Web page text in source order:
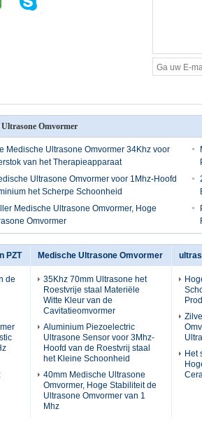
Ultrasone Omvormer
Medische Ultrasone Omvormer 34Khz voor
van het Therapieapparaat
Ultrasone Omvormer voor 1Mhz-Hoofd
het Scherpe Schoonheid
Medische Ultrasone Omvormer, Hoge
Omvormer
PZT
de
Medische Ultrasone Omvormer
35Khz 70mm Ultrasone het
Roestvrije staal Materiële
Witte Kleur van de
Cavitatieomvormer
Aluminium Piezoelectric
Ultrasone Sensor voor 3Mhz-
Hoofd van de Roestvrij staal
het Kleine Schoonheid
40mm Medische Ultrasone
Omvormer, Hoge Stabiliteit de
Ultrasone Omvormer van 1
Mhz
Het